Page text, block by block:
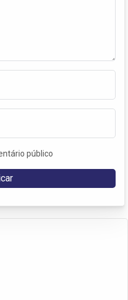
público